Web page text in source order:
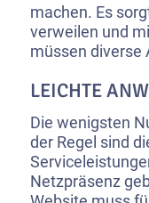
machen. Es
verweilen und
müssen diverse
LEICHTE
Die wenigsten
der Regel sind
Netzpräsenz